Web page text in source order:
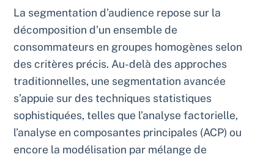
La segmentation d’audience repose sur la
décomposition d’un ensemble de
consommateurs en groupes homogènes selon
des critères précis. Au-delà des approches
traditionnelles, une segmentation avancée
s’appuie sur des techniques statistiques
sophistiquées, telles que l’analyse factorielle,
l’analyse en composantes principales (ACP) ou
encore la modélisation par mélange de